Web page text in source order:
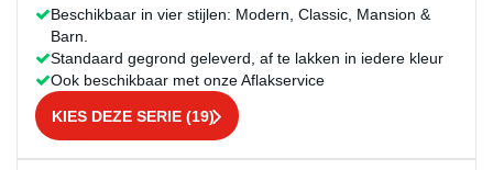
Beschikbaar in vier stijlen: Modern, Classic, Mansion &
Barn.
Standaard gegrond geleverd, af te lakken in iedere kleur
Ook beschikbaar met onze Aflakservice
KIES DEZE SERIE (19)